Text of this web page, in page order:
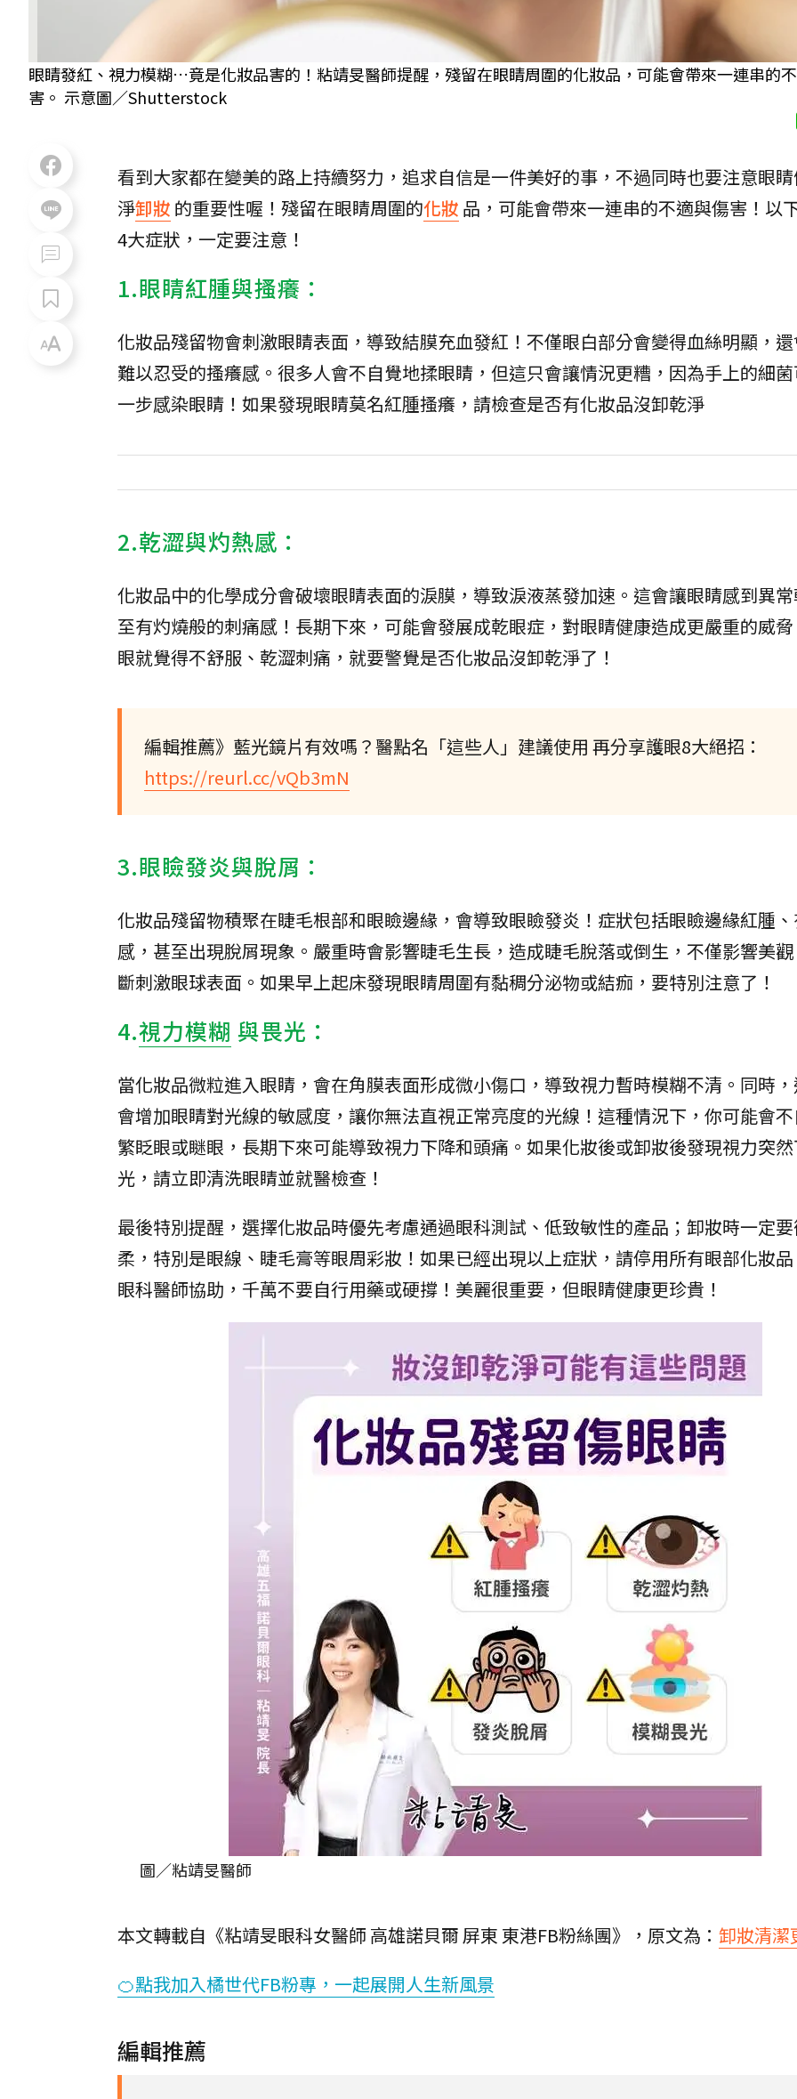
眼睛發紅、視力模糊…竟是化妝品害的！粘靖旻醫師提醒，殘留在眼睛周圍的化妝品，可能會帶來一連串的
害。 示意圖／Shutterstock
看到大家都在變美的路上持續努力，追求自信是一件美好的事，不過同時也要注意眼
淨卸妝 的重要性喔！殘留在眼睛周圍的化妝 品，可能會帶來一連串的不適與傷害！以
4大症狀，一定要注意！
1.眼睛紅腫與搔癢：
化妝品殘留物會刺激眼睛表面，導致結膜充血發紅！不僅眼白部分會變得血絲明顯，
難以忍受的搔癢感。很多人會不自覺地揉眼睛，但這只會讓情況更糟，因為手上的細
一步感染眼睛！如果發現眼睛莫名紅腫搔癢，請檢查是否有化妝品沒卸乾淨
2.乾澀與灼熱感：
化妝品中的化學成分會破壞眼睛表面的淚膜，導致淚液蒸發加速。這會讓眼睛感到異
至有灼燒般的刺痛感！長期下來，可能會發展成乾眼症，對眼睛健康造成更嚴重的威
眼就覺得不舒服、乾澀刺痛，就要警覺是否化妝品沒卸乾淨了！
編輯推薦》藍光鏡片有效嗎？醫點名「這些人」建議使用 再分享護眼8大絕招：
https://reurl.cc/vQb3mN
3.眼瞼發炎與脫屑：
化妝品殘留物積聚在睫毛根部和眼瞼邊緣，會導致眼瞼發炎！症狀包括眼瞼邊緣紅腫
感，甚至出現脫屑現象。嚴重時會影響睫毛生長，造成睫毛脫落或倒生，不僅影響美
斷刺激眼球表面。如果早上起床發現眼睛周圍有黏稠分泌物或結痂，要特別注意了！
4.視力模糊 與畏光：
當化妝品微粒進入眼睛，會在角膜表面形成微小傷口，導致視力暫時模糊不清。同時
會增加眼睛對光線的敏感度，讓你無法直視正常亮度的光線！這種情況下，你可能會
繁眨眼或瞇眼，長期下來可能導致視力下降和頭痛。如果化妝後或卸妝後發現視力突
光，請立即清洗眼睛並就醫檢查！
最後特別提醒，選擇化妝品時優先考慮通過眼科測試、低致敏性的產品；卸妝時一定
柔，特別是眼線、睫毛膏等眼周彩妝！如果已經出現以上症狀，請停用所有眼部化妝
眼科醫師協助，千萬不要自行用藥或硬撐！美麗很重要，但眼睛健康更珍貴！
圖／粘靖旻醫師
本文轉載自《粘靖旻眼科女醫師 高雄諾貝爾 屏東 東港FB粉絲團》，原文為： 卸妝清潔
🍊點我加入橘世代FB粉專，一起展開人生新風景
編輯推薦